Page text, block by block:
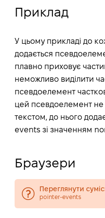
Приклад
У цьому прикладі до
додається
плавно приховує
неможливо виділити
псевдоелемент
цей псевдоелемент не
текстом, до нього
events зі значенням
Браузери
Переглянути
pointer-events